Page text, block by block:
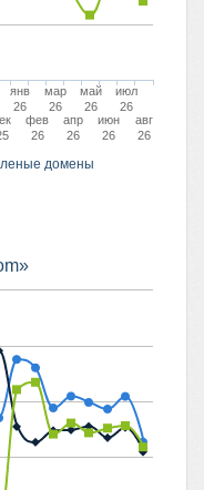
домены
янв
26
фев
26
мар
26
апр
26
май
26
июн
26
июл
26
авг
26